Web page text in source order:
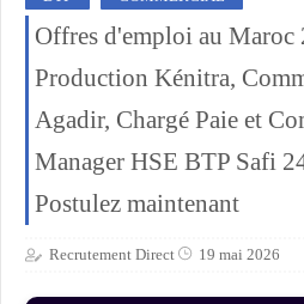
Offres d'emploi au Maroc
Production Kénitra,
Agadir, Chargé Paie et
Manager HSE BTP Safi
Postulez maintenant
Recrutement Direct 19 mai 2026